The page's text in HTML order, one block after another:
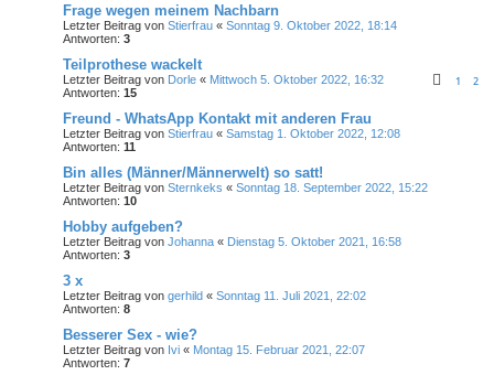
Frage wegen meinem Nachbarn
Letzter Beitrag von Stierfrau « Sonntag 9. Oktober 2022, 18:14
Antworten: 3
Teilprothese wackelt
Letzter Beitrag von Dorle « Mittwoch 5. Oktober 2022, 16:32
Antworten: 15
1 2
Freund - WhatsApp Kontakt mit anderen Frau
Letzter Beitrag von Stierfrau « Samstag 1. Oktober 2022, 12:08
Antworten: 11
Bin alles (Männer/Männerwelt) so satt!
Letzter Beitrag von Sternkeks « Sonntag 18. September 2022, 15:22
Antworten: 10
Hobby aufgeben?
Letzter Beitrag von Johanna « Dienstag 5. Oktober 2021, 16:58
Antworten: 3
3 x
Letzter Beitrag von gerhild « Sonntag 11. Juli 2021, 22:02
Antworten: 8
Besserer Sex - wie?
Letzter Beitrag von Ivi « Montag 15. Februar 2021, 22:07
Antworten: 7